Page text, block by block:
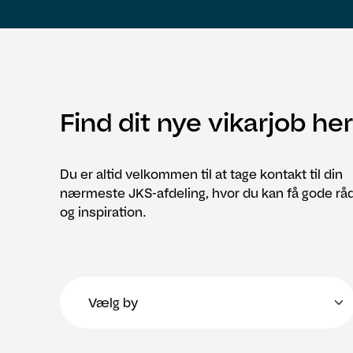
Find dit nye vikarjob her
Du er altid velkommen til at tage kontakt til din
nærmeste JKS-afdeling, hvor du kan få gode
og inspiration.